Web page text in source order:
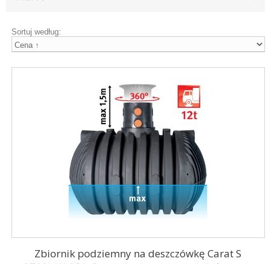
Sortuj według:
Zbiornik podziemny na deszczówkę Carat S